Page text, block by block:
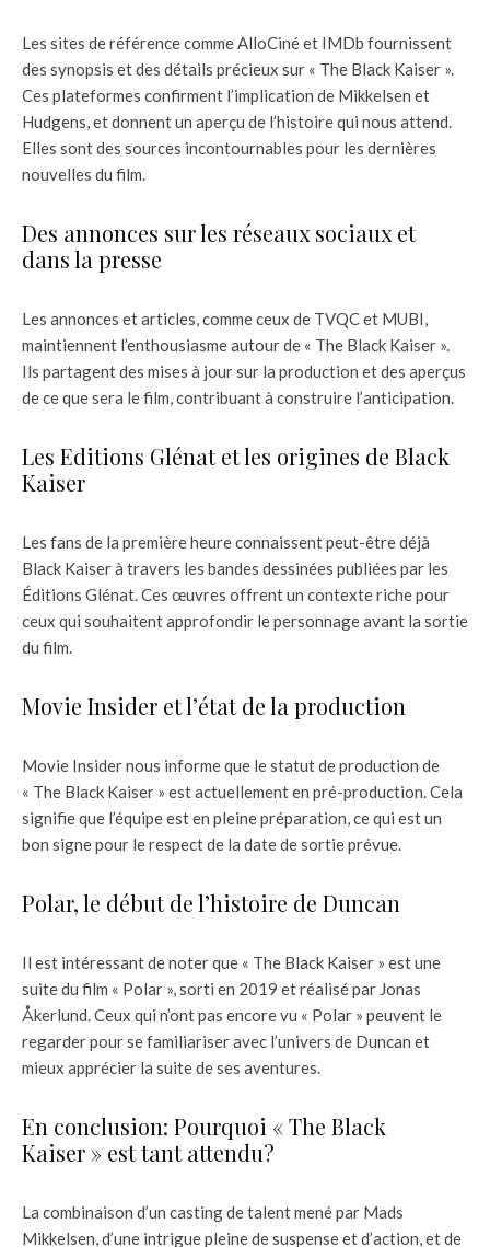
Les sites de référence comme AlloCiné et IMDb fournissent
des synopsis et des détails précieux sur « The Black Kaiser ».
Ces plateformes confirment l’implication de Mikkelsen et
Hudgens, et donnent un aperçu de l’histoire qui nous attend.
Elles sont des sources incontournables pour les dernières
nouvelles du film.
Des annonces sur les réseaux sociaux et
dans la presse
Les annonces et articles, comme ceux de TVQC et MUBI,
maintiennent l’enthousiasme autour de « The Black Kaiser ».
Ils partagent des mises à jour sur la production et des aperçus
de ce que sera le film, contribuant à construire l’anticipation.
Les Editions Glénat et les origines de Black
Kaiser
Les fans de la première heure connaissent peut-être déjà
Black Kaiser à travers les bandes dessinées publiées par les
Éditions Glénat. Ces œuvres offrent un contexte riche pour
ceux qui souhaitent approfondir le personnage avant la sortie
du film.
Movie Insider et l’état de la production
Movie Insider nous informe que le statut de production de
« The Black Kaiser » est actuellement en pré-production. Cela
signifie que l’équipe est en pleine préparation, ce qui est un
bon signe pour le respect de la date de sortie prévue.
Polar, le début de l’histoire de Duncan
Il est intéressant de noter que « The Black Kaiser » est une
suite du film « Polar », sorti en 2019 et réalisé par Jonas
Åkerlund. Ceux qui n’ont pas encore vu « Polar » peuvent le
regarder pour se familiariser avec l’univers de Duncan et
mieux apprécier la suite de ses aventures.
En conclusion: Pourquoi « The Black
Kaiser » est tant attendu?
La combinaison d’un casting de talent mené par Mads
Mikkelsen, d’une intrigue pleine de suspense et d’action, et de